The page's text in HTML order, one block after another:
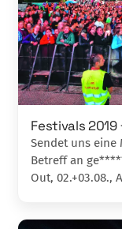
Festivals 2019
Sendet uns eine
Betreff an
Out, 02.+03.08.,